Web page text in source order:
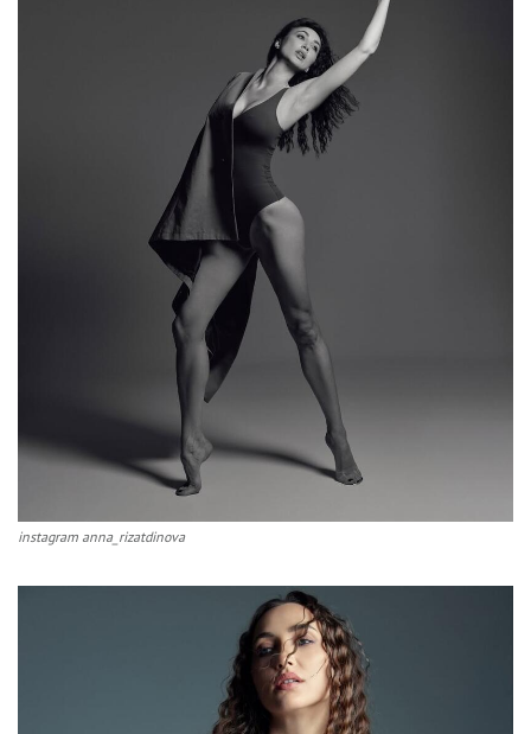
instagram anna_rizatdinova